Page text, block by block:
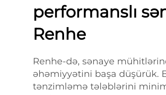
performanslı
Renhe
Renhe-də, sənaye
əhəmiyyətini başa düşürük.
tənzimləmə tələblərini